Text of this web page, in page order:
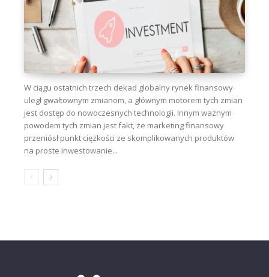
W ciągu ostatnich trzech dekad globalny rynek finansowy
uległ gwałtownym zmianom, a głównym motorem tych zmian
jest dostęp do nowoczesnych technologii. Innym ważnym
powodem tych zmian jest fakt, że marketing finansowy
przeniósł punkt ciężkości ze skomplikowanych produktów
na proste inwestowanie...